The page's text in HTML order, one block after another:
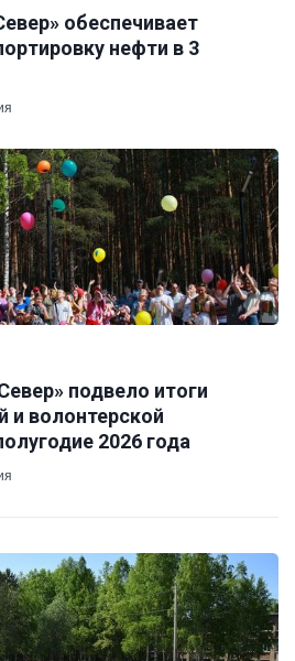
обеспечивает
нефти в 3
подвело итоги
и волонтерской
2026 года